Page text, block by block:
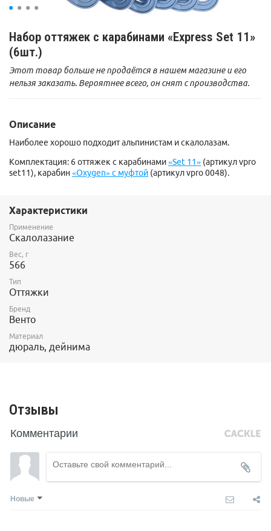
Набор оттяжек с карабинами «Express Set 11»
(6шт.)
Этот товар больше не продаётся в нашем магазине и его
нельзя заказать. Вероятнее всего, он снят с производства.
Описание
Наиболее хорошо подходит альпинистам и скалолазам.
Комплектация: 6 оттяжек с карабинами«Set 11» (артикул vpro
set11), карабин «Oxygen» с муфтой (артикул vpro 0048).
Характеристики
Применение
Скалолазание
Вес, г
566
Тип
Оттяжки
Бренд
Венто
Материал
дюраль, дейнима
Отзывы
Комментарии
Новые